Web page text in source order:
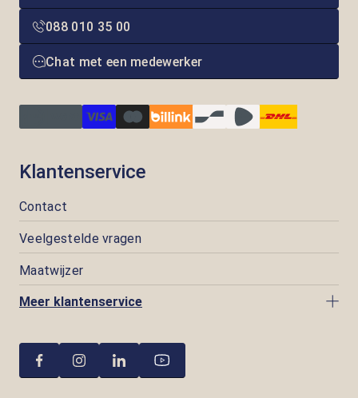
088 010 35 00
Chat met een medewerker
Klantenservice
Contact
Veelgestelde vragen
Maatwijzer
Meer klantenservice